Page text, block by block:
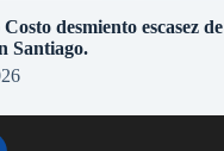
desmiento escasez de
Santiago.